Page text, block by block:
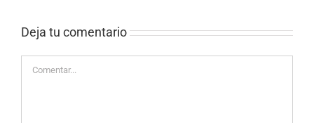
Deja tu comentario